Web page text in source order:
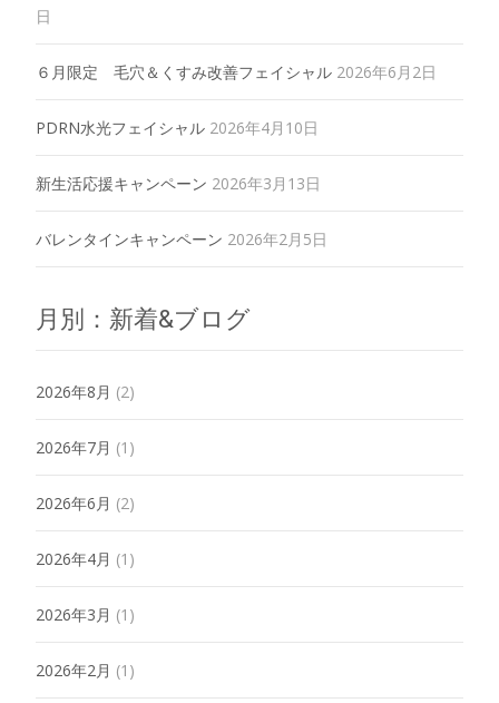
日
６月限定 毛穴＆くすみ改善フェイシャル 2026年6月2日
PDRN水光フェイシャル 2026年4月10日
新生活応援キャンペーン 2026年3月13日
バレンタインキャンペーン 2026年2月5日
月別：新着&ブログ
2026年8月 (2)
2026年7月 (1)
2026年6月 (2)
2026年4月 (1)
2026年3月 (1)
2026年2月 (1)